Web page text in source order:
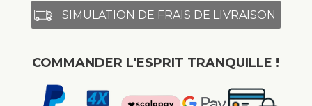
SIMULATION DE FRAIS DE LIVRAISON
COMMANDER L'ESPRIT TRANQUILLE !